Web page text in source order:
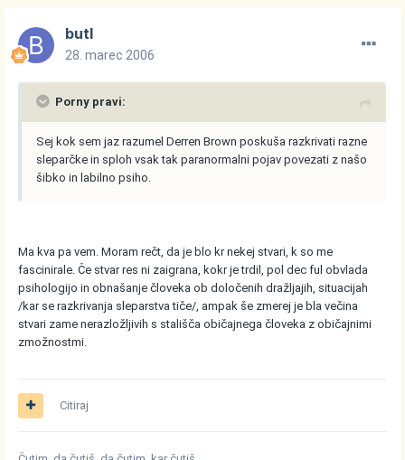
butl
28. marec 2006
Porny pravi:
Sej kok sem jaz razumel Derren Brown poskuša razkrivati razne
sleparčke in sploh vsak tak paranormalni pojav povezati z našo
šibko in labilno psiho.
Ma kva pa vem. Moram rečt, da je blo kr nekej stvari, k so me
fascinirale. Če stvar res ni zaigrana, kokr je trdil, pol dec ful obvlada
psihologijo in obnašanje človeka ob določenih dražljajih, situacijah
/kar se razkrivanja sleparstva tiče/, ampak še zmerej je bla večina
stvari zame nerazložljivih s stališča običajnega človeka z običajnimi
zmožnostmi.
Citiraj